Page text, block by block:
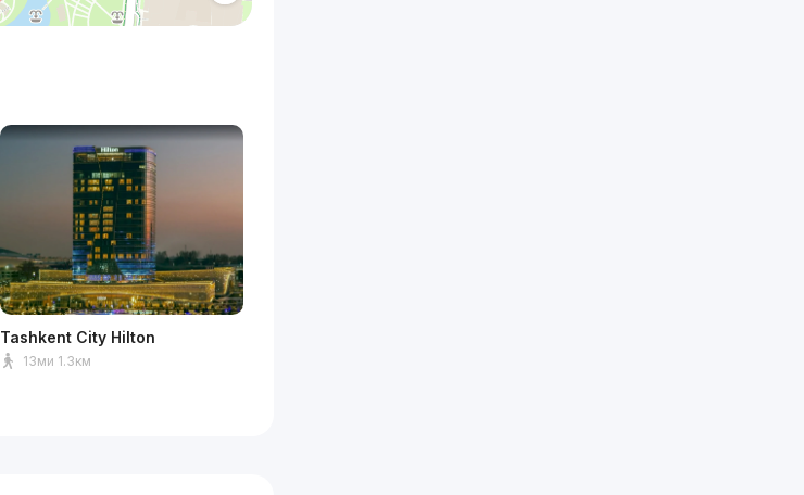
Tashkent City Hilton
13ми 1.3км